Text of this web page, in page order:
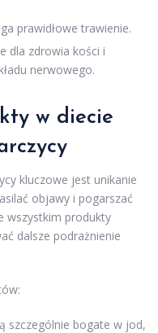
prawidłowe trawienie.
dla zdrowia kości i
nerwowego.
w diecie
kluczowe jest unikanie
objawy i pogarszać
wszystkim produkty
dalsze podrażnienie
szczególnie bogate w jod,